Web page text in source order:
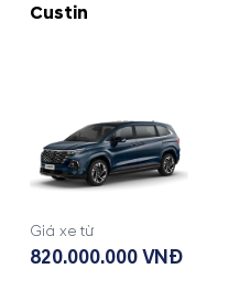
Custin
Giá xe từ
820.000.000 VNĐ